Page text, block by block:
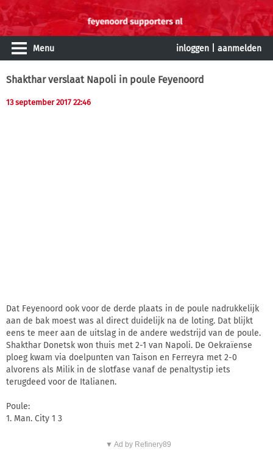
Menu inloggen aanmelden
Shakthar verslaat Napoli in poule Feyenoord
13 september 2017 22:46
Dat Feyenoord ook voor de derde plaats in de poule nadrukkelijk
aan de bak moest was al direct duidelijk na de loting. Dat blijkt
eens te meer aan de uitslag in de andere wedstrijd van de poule.
Shakthar Donetsk won thuis met 2-1 van Napoli. De Oekraïense
ploeg kwam via doelpunten van Taison en Ferreyra met 2-0
alvorens als Milik in de slotfase vanaf de penaltystip iets
terugdeed voor de Italianen.
Poule:
1. Man. City 1 3
▼ Ad by Refinery89